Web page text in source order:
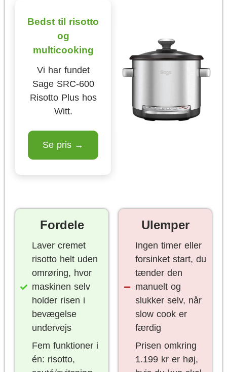
Bedst til risotto
og
multicooking
Vi har fundet
Sage SRC-600
Risotto Plus hos
Witt.
Se pris →
Fordele
Laver cremet
risotto helt uden
omrøring, hvor
maskinen selv
holder risen i
bevægelse
undervejs
Fem funktioner i
én: risotto,
Ulemper
Ingen timer eller
forsinket start, du
tænder den
manuelt og
slukker selv, når
slow cook er
færdig
Prisen omkring
1.199 kr er høj,